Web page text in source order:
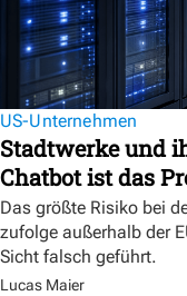
US-Unternehmen
Stadtwerke und
Chatbot ist das
Das größte Risiko bei
zufolge außerhalb der
Sicht falsch geführt.
Lucas Maier